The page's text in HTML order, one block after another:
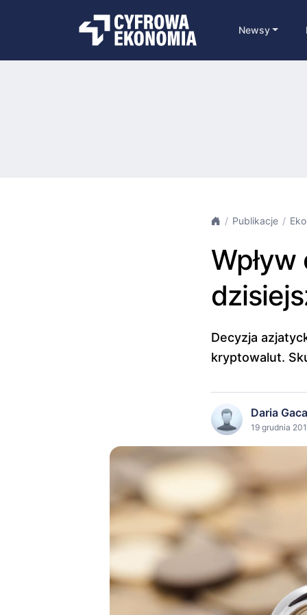
Newsy
Publikacje
Decyzja
kryptowalut.
Daria Gaca
19 grudnia